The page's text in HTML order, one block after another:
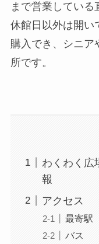
まで営業してい
休館日以外は開い
購入でき、シニア
所です。
わくわく広
報
アクセス
最寄駅
バス